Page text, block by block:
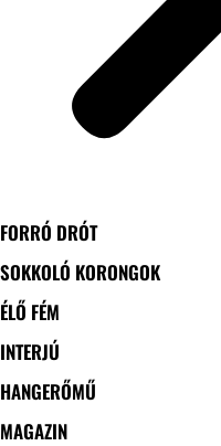
FORRÓ DRÓT
SOKKOLÓ KORONGOK
ÉLŐ FÉM
INTERJÚ
HANGERŐMŰ
MAGAZIN